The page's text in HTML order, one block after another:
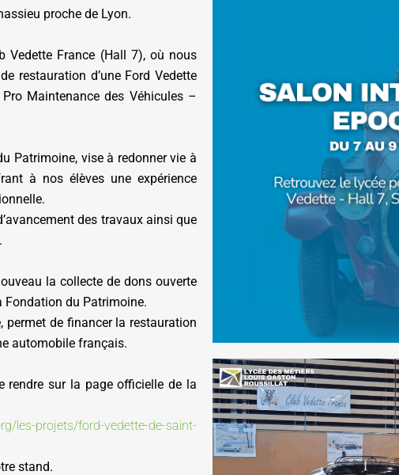
L’ASSISTANTE SOCIALE
LE RÉSEAU DES POSSIBLES
proche de Lyon.
Vedette France (Hall 7), où nous
restauration d’une Ford Vedette
Maintenance des Véhicules –
Patrimoine, vise à redonner vie à
à nos élèves une expérience
des travaux ainsi que
la collecte de dons ouverte
Fondation du Patrimoine.
permet de financer la restauration
automobile français.
rendre sur la page officielle de la
les-projets/ford-vedette-de-saint-
stand.